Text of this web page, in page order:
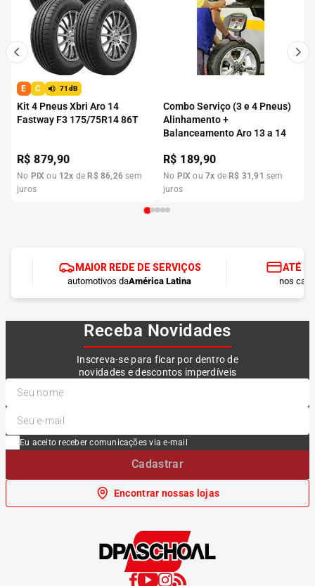
E C 71dB
Kit 4 Pneus Xbri Aro 14
Fastway F3 175/75R14 86T
R$879,90
No PIX ou 12x de R$ 86,26 sem
juros
Combo Serviço (3 e 4 Pneus)
Alinhamento +
Balanceamento Aro 13 a 14
R$ 189,90
No PIX ou7x de R$ 31 ,91 sem
juros
MAIOR REDE DE SERVIÇOS
automotivos daAmérica Latina
ATÉ
nos
Receba Novidades
Inscreva-se para ficar por dentro de
novidades e descontos imperdíveis
Eu aceito receber comunicações via e-mail
Cadastrar
Encontrar nossas lojas